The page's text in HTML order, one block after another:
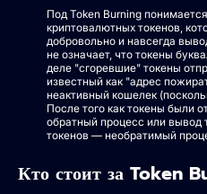
Под Token Burning
криптовалютных токенов,
добровольно и навсегда
не означает, что токены
деле "сгоревшие" токены
известный как "адрес
неактивный кошелек
После того как токены были
обратный процесс или
токенов — необратимый
Кто стоит за Token